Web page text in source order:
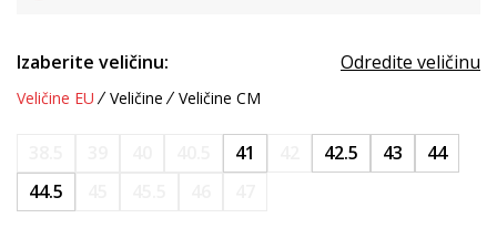
Izaberite veličinu: Odredite veličinu
Veličine EU Veličine Veličine CM
41 42.5 43
44
44.5